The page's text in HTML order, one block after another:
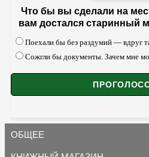
Что бы вы сделали на
вам достался старинный
Поехали бы без раздумий — вдруг
Сожгли бы документы. Зачем мне
ОБЩЕЕ